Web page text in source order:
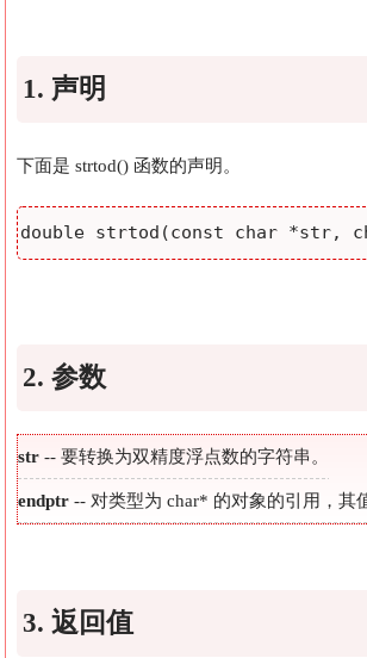
1. 声明
下面是 strtod() 函数的声明。
2. 参数
str -- 要转换为双精度浮点数的字符串。
endptr -- 对类型为 char* 的对象的引用，其
3. 返回值